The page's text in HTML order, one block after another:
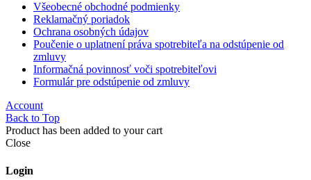
Všeobecné obchodné podmienky
Reklamačný poriadok
Ochrana osobných údajov
Poučenie o uplatnení práva spotrebiteľa na odstúpenie od
zmluvy
Informačná povinnosť voči spotrebiteľovi
Formulár pre odstúpenie od zmluvy
Account
Back to Top
Product has been added to your cart
Close
Login